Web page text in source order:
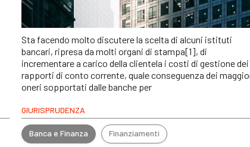
Sta facendo molto discutere la scelta di alcuni istituti
bancari, ripresa da molti organi di stampa[1], di
incrementare a carico della clientela i costi di gestione dei
rapporti di conto corrente, quale conseguenza dei
oneri sopportati dalle banche per
GIURISPRUDENZA
Banca e Finanza Finanziamenti